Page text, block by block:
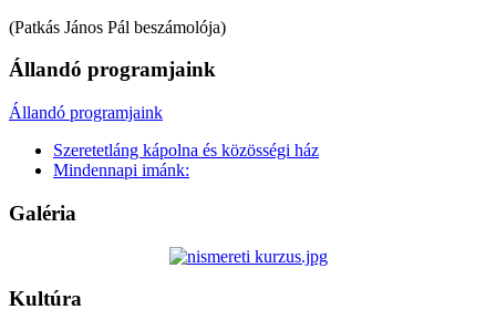
(Patkás János Pál beszámolója)
Állandó programjaink
Állandó programjaink
Szeretetláng kápolna és közösségi ház
Mindennapi imánk:
Galéria
Kultúra